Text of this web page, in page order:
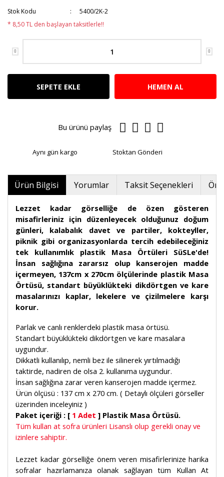
Stok Kodu
5400/2K-2
* 8,50 TL den başlayan taksitlerle!!
SEPETE EKLE HEMEN AL
Bu ürünü paylaş
Aynı gün kargo Stoktan Gönderi
Ürün Bilgisi Yorumlar Taksit Seçenekleri
Lezzet kadar görselliğe de özen gösteren
misafirleriniz için düzenleyecek olduğunuz doğum
günleri, kalabalık davet ve partiler, kokteyller,
piknik gibi organizasyonlarda tercih edebileceğiniz
tek kullanımlık plastik Masa Örtüleri SüSLe'de!
İnsan sağlığına zararsız olup kanserojen madde
içermeyen, 137cm x 270cm ölçülerinde plastik Masa
Örtüsü, standart büyüklükteki dikdörtgen ve kare
masalarınızı kaplar, lekelere ve çizilmelere karşı
korur.
Parlak ve canlı renklerdeki plastik masa örtüsü.
Standart büyüklükteki dikdörtgen ve kare masalara
uygundur.
Dikkatli kullanılıp, nemli bez ile silinerek yırtılmadığı
taktirde, nadiren de olsa 2. kullanıma uygundur.
İnsan sağlığına zarar veren kanserojen madde içermez.
Ürün ölçüsü : 137 cm x 270 cm. ( Detaylı ölçüleri görseller
üzerinden inceleyiniz )
Paket içeriği : [ 1 Adet ] Plastik Masa Örtüsü.
Tüm kullan at sofra ürünleri Lisanslı olup gerekli onay ve
izinlere sahiptir.
Lezzet kadar görselliğe önem veren misafirlerinize harika
sofralar hazırlamanıza olanak sağlayan tüm Kullan At